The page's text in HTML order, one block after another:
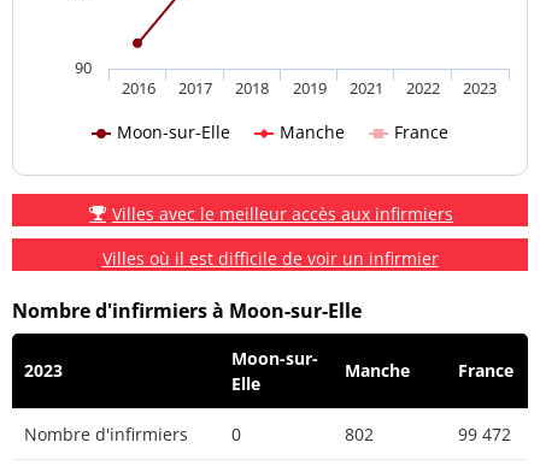
Moon-sur-Elle Manche France
2016 2017 2018 2019 2021 2022 2023
90
Villes avec le meilleur accès aux infirmiers
Villes où il est difficile de voir un infirmier
Nombre d'infirmiers à Moon-sur-Elle
2023
Moon-sur-
Elle
Manche France
Nombre d'infirmiers 0 802 99 472